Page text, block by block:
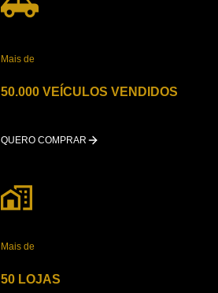
Mais de
50.000 VEÍCULOS VENDIDOS
QUERO COMPRAR
Mais de
50 LOJAS